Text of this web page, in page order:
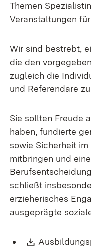
Themen
Veranstaltungen
Wir sind bestrebt,
die den
zugleich die
und Referendare
Sie sollten Freude
haben, fundierte
sowie Sicherheit
mitbringen und
schließt
erzieherisches
ausgeprägte
Download: